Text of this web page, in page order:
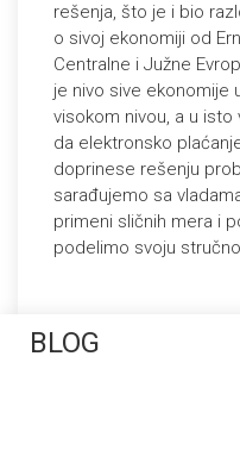
rešenja, što je i bio
o sivoj ekonomiji od
Centralne i Južne
je nivo sive ekonomije
visokom nivou, a u
da elektronsko
doprinese rešenju
sarađujemo sa
primeni sličnih mera i
podelimo svoju
BLOG